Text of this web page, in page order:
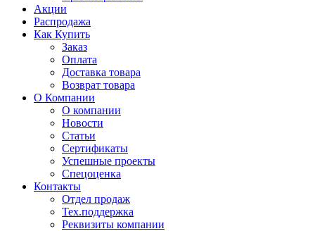
Акции
Распродажа
Как Купить
Заказ
Оплата
Доставка товара
Возврат товара
О Компании
О компании
Новости
Статьи
Сертификаты
Успешные проекты
Спецоценка
Контакты
Отдел продаж
Тех.поддержка
Реквизиты компании